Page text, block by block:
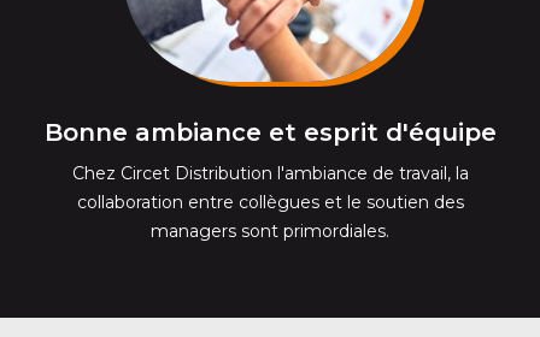
Bonne ambiance et esprit d'équipe
Chez Circet Distribution l'ambiance de travail, la
collaboration entre collègues et le soutien des
managers sont primordiales.